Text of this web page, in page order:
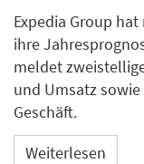
Expedia Group
ihre
meldet
und Umsatz
Geschäft.
Weiterlesen